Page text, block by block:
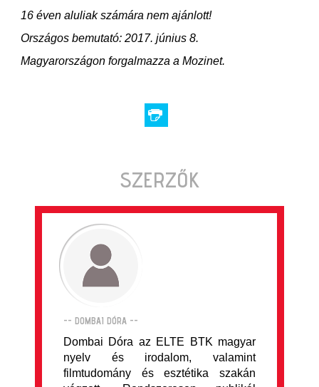
16 éven aluliak számára nem ajánlott!
Országos bemutató: 2017. június 8.
Magyarországon forgalmazza a Mozinet.
SZERZŐK
-- DOMBAI DÓRA --
Dombai Dóra az ELTE BTK magyar
nyelv és irodalom, valamint
filmtudomány és esztétika szakán